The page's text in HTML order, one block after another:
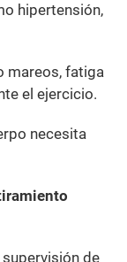
hipertensión,
mareos, fatiga
el ejercicio.
necesita
de